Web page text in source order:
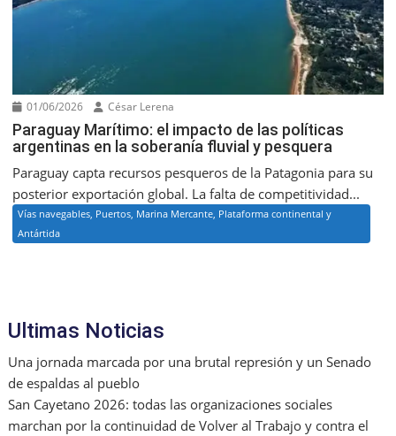
01/06/2026 César Lerena
Paraguay Marítimo: el impacto de las políticas
argentinas en la soberanía fluvial y pesquera
Paraguay capta recursos pesqueros de la Patagonia para su
posterior exportación global. La falta de competitividad...
Vías navegables, Puertos, Marina Mercante, Plataforma continental y
Antártida
Ultimas Noticias
Una jornada marcada por una brutal represión y un Senado
de espaldas al pueblo
San Cayetano 2026: todas las organizaciones sociales
marchan por la continuidad de Volver al Trabajo y contra el